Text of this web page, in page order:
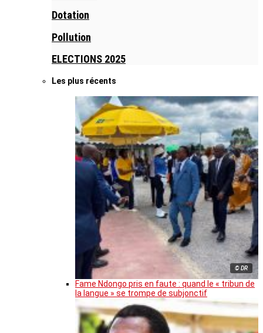
Dotation
Pollution
ELECTIONS 2025
Les plus récents
© DR
Fame Ndongo pris en faute : quand le « tribun de
la langue » se trompe de subjonctif